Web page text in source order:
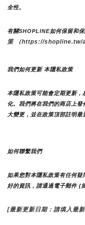
全性。
有關SHOPLINE如何保留和
策 （https://shopline.tw/
我們如何更新 本隱私政策
本隱私政策可能會定期更新
化。我們將在我們的商店上
大變更，並在政策頂部註明最
如何聯繫我們
如果您對本隱私政策有任何
好的資訊，請通過電子郵件 {
[最新更新日期：請填入最